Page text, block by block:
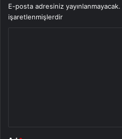
E-posta adresiniz yayınlanmayacak.
işaretlenmişlerdir